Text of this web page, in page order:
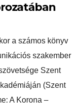
a számos könyv
szakember
Szent
(Szent
A Korona –